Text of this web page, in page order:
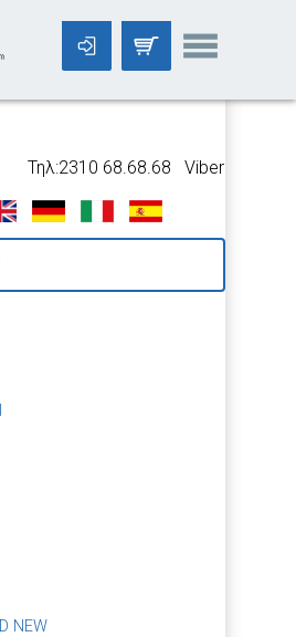
Τηλ:2310 68.68.68 Viber:699
NEW